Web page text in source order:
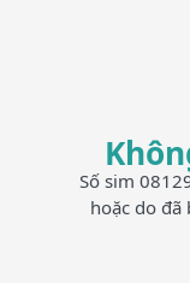
Số sim
hoặc do đã